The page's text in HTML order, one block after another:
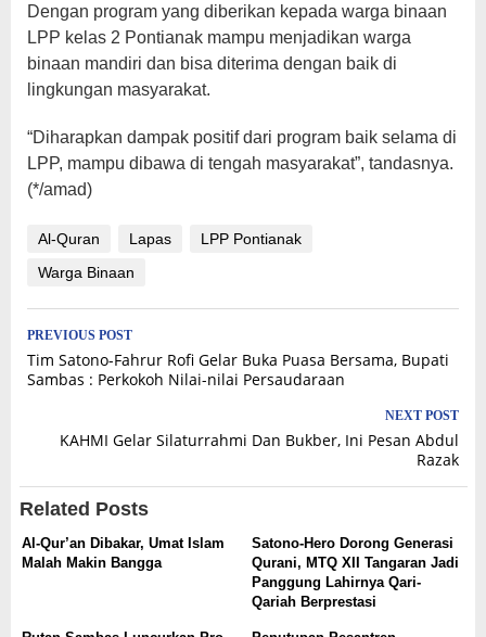
Dengan program yang diberikan kepada warga binaan
LPP kelas 2 Pontianak mampu menjadikan warga
binaan mandiri dan bisa diterima dengan baik di
lingkungan masyarakat.
“Diharapkan dampak positif dari program baik selama di
LPP, mampu dibawa di tengah masyarakat”, tandasnya.
(*/amad)
Al-Quran Lapas
LPP Pontianak
Warga Binaan
Post
navigation
PREVIOUS POST
Tim Satono-Fahrur Rofi Gelar Buka Puasa Bersama, Bupati
Sambas : Perkokoh Nilai-nilai Persaudaraan
NEXT POST
KAHMI Gelar Silaturrahmi Dan Bukber, Ini Pesan Abdul
Razak
Related Posts
Al-Qur’an Dibakar, Umat Islam
Malah Makin Bangga
Satono-Hero Dorong Generasi
Qurani, MTQ XII Tangaran Jadi
Panggung Lahirnya Qari-
Qariah Berprestasi